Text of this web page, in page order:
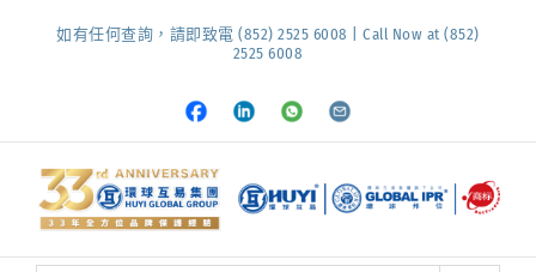
如有任何查詢，請即致電 (852) 2525 6008 | Call Now at (852)
2525 6008
Facebook
LinkedInWhatsapp
Email